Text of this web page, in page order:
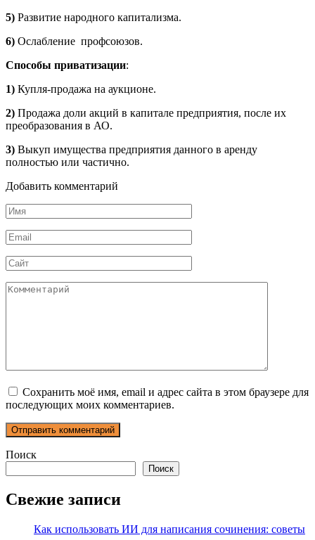
5) Развитие народного капитализма.
6) Ослабление профсоюзов.
Способы приватизации:
1) Купля-продажа на аукционе.
2) Продажа доли акций в капитале предприятия, после их
преобразования в АО.
3) Выкуп имущества предприятия данного в аренду
полностью или частично.
Добавить комментарий
Имя
*
Email
*
Сайт
Комментарий
Сохранить моё имя, email и адрес сайта в этом браузере для
последующих моих комментариев.
Поиск
Поиск
Свежие записи
Как использовать ИИ для написания сочинения: советы